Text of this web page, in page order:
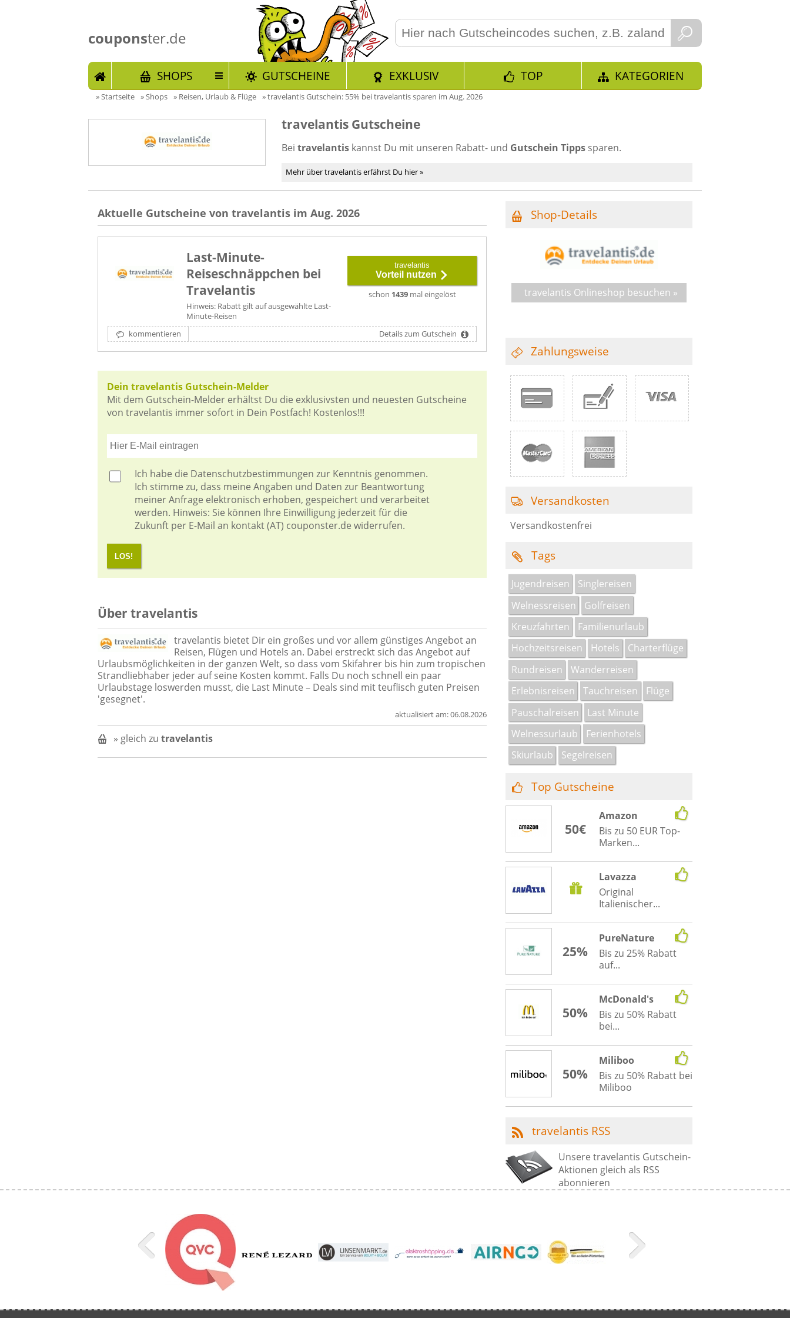
couponster.de
START SHOPS GUTSCHEINE EXKLUSIV TOP KATEGORIEN
»Startseite »Shops » Reisen, Urlaub & Flüge »travelantis Gutschein: 55% bei travelantis sparen im Aug. 2026
travelantis Gutscheine
Beitravelantis kannst Du mit unseren Rabatt- und Gutschein Tipps sparen.
Mehr über travelantis erfährst Du hier »
Aktuelle Gutscheine von travelantis im Aug. 2026
Last-Minute-
Reiseschnäppchen bei
Travelantis
Hinweis: Rabatt gilt auf ausgewählte Last-
Minute-Reisen
travelantis
Vorteil nutzen
schon 1439mal eingelöst
kommentieren Details zum Gutschein
Dein travelantis Gutschein-Melder
Mit dem Gutschein-Melder erhältst Du die exklusivsten und neuesten Gutscheine
von travelantis immer sofort in Dein Postfach! Kostenlos!!!
Ich habe die Datenschutzbestimmungen zur Kenntnis genommen.
Ich stimme zu, dass meine Angaben und Daten zur Beantwortung
meiner Anfrage elektronisch erhoben, gespeichert und verarbeitet
werden. Hinweis: Sie können Ihre Einwilligung jederzeit für die
Zukunft per E-Mail an kontakt (AT) couponster.de widerrufen.
LOS!
Über travelantis
travelantis bietet Dir ein großes und vor allem günstiges Angebot an
Reisen, Flügen und Hotels an. Dabei erstreckt sich das Angebot auf
Urlaubsmöglichkeiten in der ganzen Welt, so dass vom Skifahrer bis hin zum tropischen
Strandliebhaber jeder auf seine Kosten kommt. Falls Du noch schnell ein paar
Urlaubstage loswerden musst, die Last Minute – Deals sind mit teuflisch guten Preisen
'gesegnet'.
aktualisiert am:06.08.2026
» gleich zutravelantis
Shop-Details
travelantis Onlineshop besuchen »
Zahlungsweise
Versandkosten
Versandkostenfrei
Tags
Jugendreisen
Singlereisen
Welnessreisen
Golfreisen
Kreuzfahrten
Familienurlaub
Hochzeitsreisen
Hotels
Charterflüge
Rundreisen
Wanderreisen
Erlebnisreisen
Tauchreisen
Flüge
Pauschalreisen
Last Minute
Welnessurlaub
Ferienhotels
Skiurlaub
Segelreisen
Top Gutscheine
50€
Amazon
Bis zu 50 EUR Top-
Marken...
Lavazza
Original
Italienischer...
25%
PureNature
Bis zu 25% Rabatt
auf...
50%
McDonald's
Bis zu 50% Rabatt
bei...
50%
Miliboo
Bis zu 50% Rabatt bei
Miliboo
travelantis RSS
Unsere travelantis Gutschein-
Aktionen gleich als RSS
abonnieren